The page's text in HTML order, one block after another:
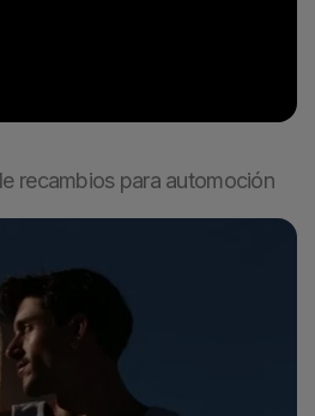
recambios para automoción